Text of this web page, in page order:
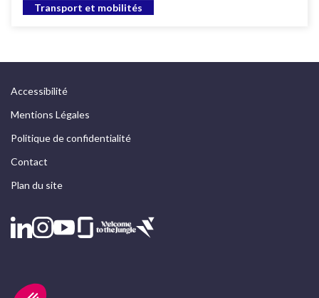
Transport et mobilités
Accessibilité
Mentions Légales
Politique de confidentialité
Contact
Plan du site